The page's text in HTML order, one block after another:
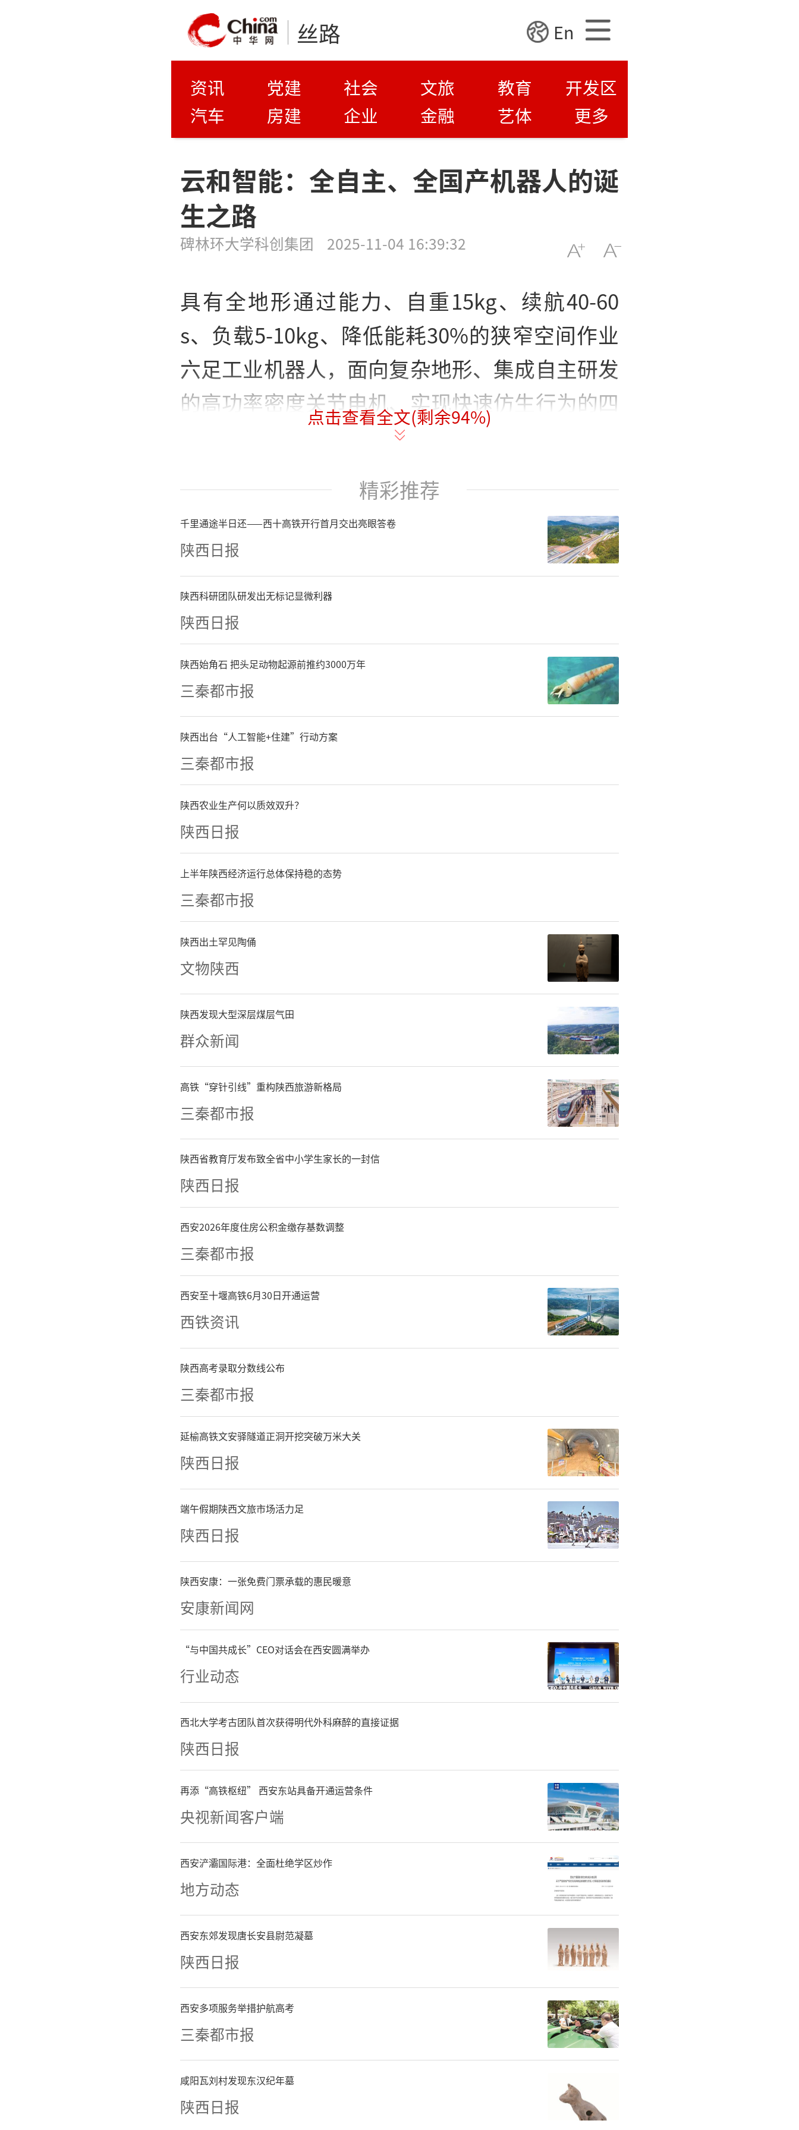
丝路 En
资讯 党建 社会 文旅 教育
开发区
汽车
房建 企业 金融 艺体 更多
云和智能：全自主、全国产机器人的诞
生之路
碑林环大学科创集团 2025-11-04 16:39:32
具有全地形通过能力、自重15kg、续航40-60
s、负载5-10kg、降低能耗30%的狭窄空间作业
六足工业机器人，面向复杂地形、集成自主研发
的高功率密度关节电机、实现快速仿生行为的四
足巡检机器人……长安大学教授、博士生导师朱
节电机、工业自动化机器人、数字孪生遥操控系
统四个方向有深厚的成果积累，形成了多项知识
产权，为“国产”技术持续注入发展潜力。
“全国产”机器人需求不断加大
“美国持续加强对我国机器人、自动化系统等数
字使能技术的管控与封锁。在美国对机器人领域
管控持续加大的环境下，发展我们自己的机器人
技术迫在眉睫。”朱雅光介绍说。
近年来，我国出台了多部有关机器人行业发展的
政策与计划。打造一批“机器人+”应用标杆企
业，建设一批应用体验中心和试验验证中心。推
动各行业、各地方结合行业发展阶段和区域发展
特色，开展“机器人+”应用创新实践。搭建国
际国内交流平台，形成全面推进机器人应用的浓
厚氛围。
“我国工业体量全球第一，拥有全球最大的机器
人消费市场，而广阔的市场也为自动化需求提供
了天然土壤，在此种情况下，工业机器人消费市
场迅速崛起。2022年，中国机器人占全国机器
人的比重为34%，市场规模达174亿美元，主要
应用于矿井、隧道、工厂巡检、灾后侦查
等。”朱雅光说，市场是硬道理，而“机器人
+应用”已是大势所趋。
创新方案攻破行业痛点难点
目前，在国外，机器人主要应用于矿井电厂、高
空作业、狭窄腔体等高危检测作业。而在国内同
样的应用场景中，机器人运用则存在较多问题，
检测范围有限，精细化也有限。
朱雅光表示，多种情况组成了功率密度有限、行
为模式单一、人机交互复杂低效等行业痛点，急
需发展拥有自主知识产权的高效灵活的机器人软
硬件系统。
在探索实验过程中，该团队通过软硬件创新，克
服了以往机器人作业效率不高的困境，实现了在
复杂危险场景中自主灵活高效作业功能。其中，
点击查看全文(剩余94%)
精彩推荐
千里通途半日还——西十高铁开行首月交出亮眼答卷
陕西日报
陕西科研团队研发出无标记显微利器
陕西日报
陕西始角石 把头足动物起源前推约3000万年
三秦都市报
陕西出台“人工智能+住建”行动方案
三秦都市报
陕西农业生产何以质效双升？
陕西日报
上半年陕西经济运行总体保持稳的态势
三秦都市报
陕西出土罕见陶俑
文物陕西
陕西发现大型深层煤层气田
群众新闻
高铁“穿针引线”重构陕西旅游新格局
三秦都市报
陕西省教育厅发布致全省中小学生家长的一封信
陕西日报
西安2026年度住房公积金缴存基数调整
三秦都市报
西安至十堰高铁6月30日开通运营
西铁资讯
陕西高考录取分数线公布
三秦都市报
延榆高铁文安驿隧道正洞开挖突破万米大关
陕西日报
端午假期陕西文旅市场活力足
陕西日报
陕西安康：一张免费门票承载的惠民暖意
安康新闻网
“与中国共成长”CEO对话会在西安圆满举办
行业动态
西北大学考古团队首次获得明代外科麻醉的直接证据
陕西日报
再添“高铁枢纽” 西安东站具备开通运营条件
央视新闻客户端
西安浐灞国际港：全面杜绝学区炒作
地方动态
西安东郊发现唐长安县尉范凝墓
陕西日报
西安多项服务举措护航高考
三秦都市报
咸阳瓦刘村发现东汉纪年墓
陕西日报